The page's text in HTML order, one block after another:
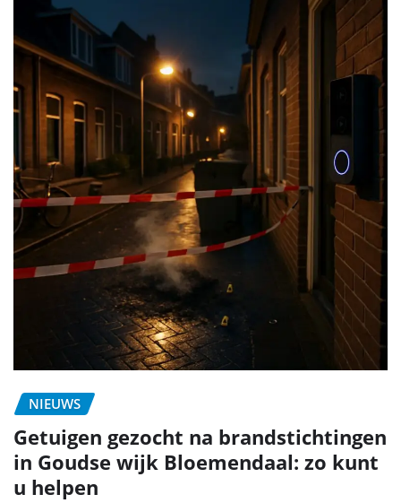
NIEUWS
Getuigen gezocht na brandstichtingen
in Goudse wijk Bloemendaal: zo kunt
u helpen